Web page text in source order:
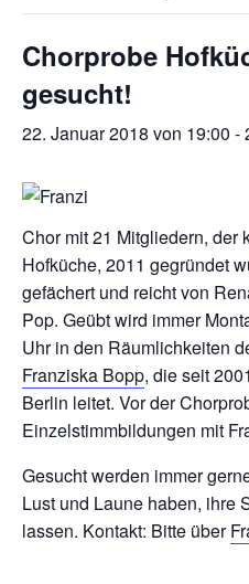
Chorprobe
gesucht!
22. Januar 2018 von 19:00 -
Chor mit 21 Mitgliedern, der
Hofküche, 2011 gegründet
gefächert und reicht von
Pop. Geübt wird immer
Uhr in den Räumlichkeiten
Franziska Bopp, die seit
Berlin leitet. Vor der
Einzelstimmbildungen mit
Gesucht werden immer
Lust und Laune haben, ihre
lassen. Kontakt: Bitte über